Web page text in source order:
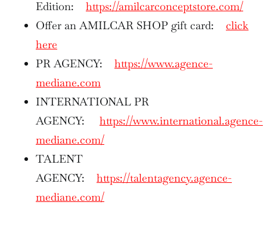
Edition: https://amilcarconceptstore.com/
Offer an AMILCAR SHOP gift card: click
here
PR AGENCY: https://www.agence-
mediane.com
INTERNATIONAL PR
AGENCY: https://www.international.agence-
mediane.com/
TALENT
AGENCY: https://talentagency.agence-
mediane.com/